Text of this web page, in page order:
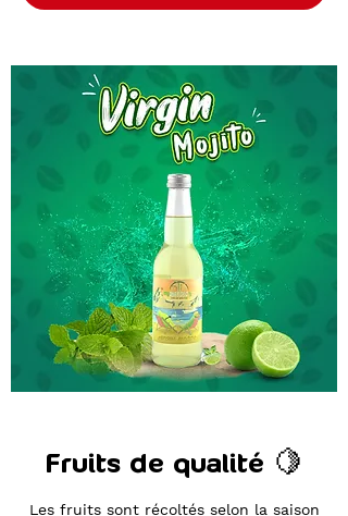
Fruits de qualité 🍋
Les fruits sont récoltés selon la saison